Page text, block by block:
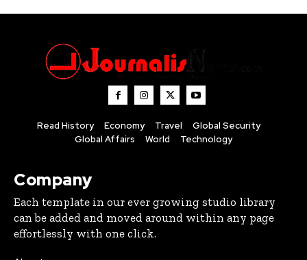
Read History Economy Travel
Global Security
Global Affairs
World Technology
Company
Each template in our ever growing studio library
can be added and moved around within any page
effortlessly with one click.